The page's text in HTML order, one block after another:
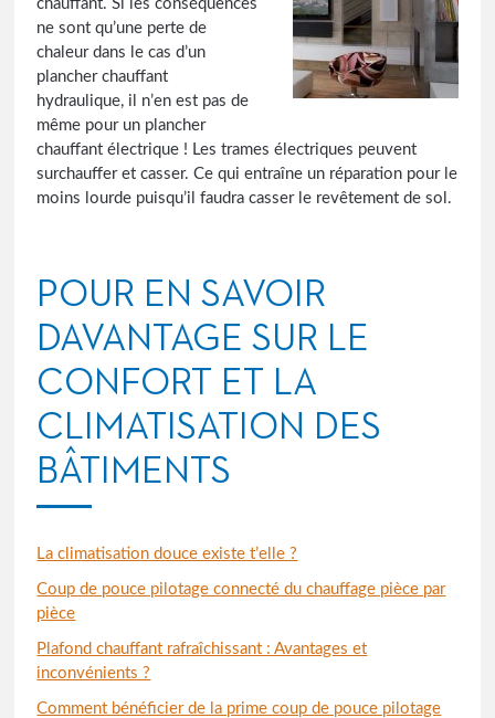
chauffant. Si les conséquences
ne sont qu’une perte de
chaleur dans le cas d’un
plancher chauffant
hydraulique, il n’en est pas de
même pour un plancher
chauffant électrique ! Les trames électriques peuvent
surchauffer et casser. Ce qui entraîne un réparation pour le
moins lourde puisqu’il faudra casser le revêtement de sol.
POUR EN SAVOIR
DAVANTAGE SUR LE
CONFORT ET LA
CLIMATISATION DES
BÂTIMENTS
La climatisation douce existe t’elle ?
Coup de pouce pilotage connecté du chauffage pièce par
pièce
Plafond chauffant rafraîchissant : Avantages et
inconvénients ?
Comment bénéficier de la prime coup de pouce pilotage